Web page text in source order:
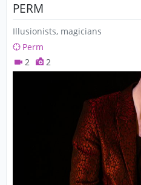
PERM
Illusionists, magicians
Perm
2
2